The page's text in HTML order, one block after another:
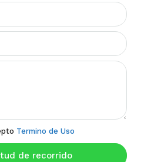
Termino de Uso
de recorrido